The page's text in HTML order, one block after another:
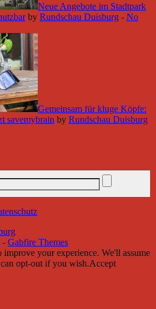
Neue Angebote im Stadtpark
by Rundschau Duisburg - No
Gemeinsam für kluge Köpfe:
savemybrain by Rundschau Duisburg
- Gabfire Themes
improve your experience. We'll assume
opt-out if you wish.Accept